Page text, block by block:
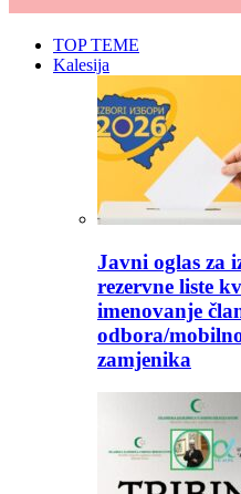
TOP TEME
Kalesija
Javni oglas za
rezervne liste
imenovanje
odbora/
zamjenika